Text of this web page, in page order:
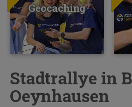
Geocaching
Stadtrallye in
Oeynhausen